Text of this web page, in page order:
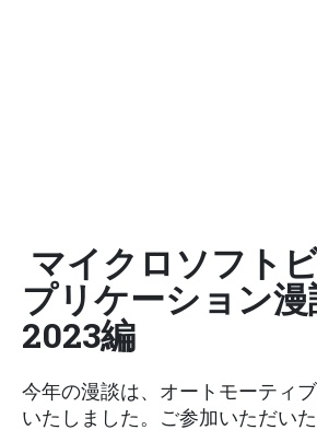
マイクロソフト
プリケーション
2023編
今年の漫談は、オートモーティ
いたしました。ご参加いただい